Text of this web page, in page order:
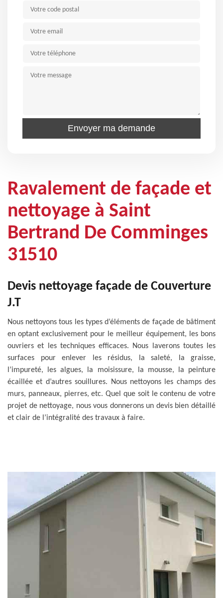
Ravalement de façade et
nettoyage à Saint
Bertrand De Comminges
31510
Devis nettoyage façade de Couverture
J.T
Nous nettoyons tous les types d’éléments de façade de bâtiment
en optant exclusivement pour le meilleur équipement, les bons
ouvriers et les techniques efficaces. Nous laverons toutes les
surfaces pour enlever les résidus, la saleté, la graisse,
l’impureté, les algues, la moisissure, la mousse, la peinture
écaillée et d’autres souillures. Nous nettoyons les champs des
murs, panneaux, pierres, etc. Quel que soit le contenu de votre
projet de nettoyage, nous vous donnerons un devis bien détaillé
et clair de l’intégralité des travaux à faire.